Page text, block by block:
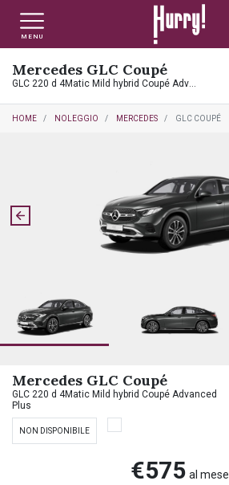
MENU
Mercedes GLC Coupé
GLC 220 d 4Matic Mild hybrid Coupé Advanced Plus
HOME NOLEGGIO MERCEDES GLC COUPÉ
Mercedes GLC Coupé
GLC 220 d 4Matic Mild hybrid Coupé Advanced
Plus
NON DISPONIBILE
€575 al mese
NLT PRIVATI
NLT USATO PRIVATI
NLT NUOVO
FINANZIAMENTO
VALUTA E VENDI